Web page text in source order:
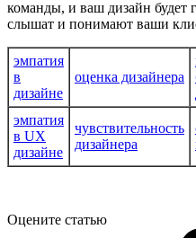
команды, и ваш дизайн будет
слышат и понимают ваши
эмпатия
в
дизайне
оценка дизайнера
эмпатия
в UX
дизайне
чувствительность
дизайнера
Оцените статью